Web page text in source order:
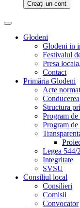
Creaţi un cont
Glodeni
Glodeni in
Festivalul
Presa
Contact
Primăria Glodeni
Acte
Conducerea
Structura
Program
Program de
Legea 544/
Integritate
SVSU
Consiliul local
Consilieri
Comisii
Convocator